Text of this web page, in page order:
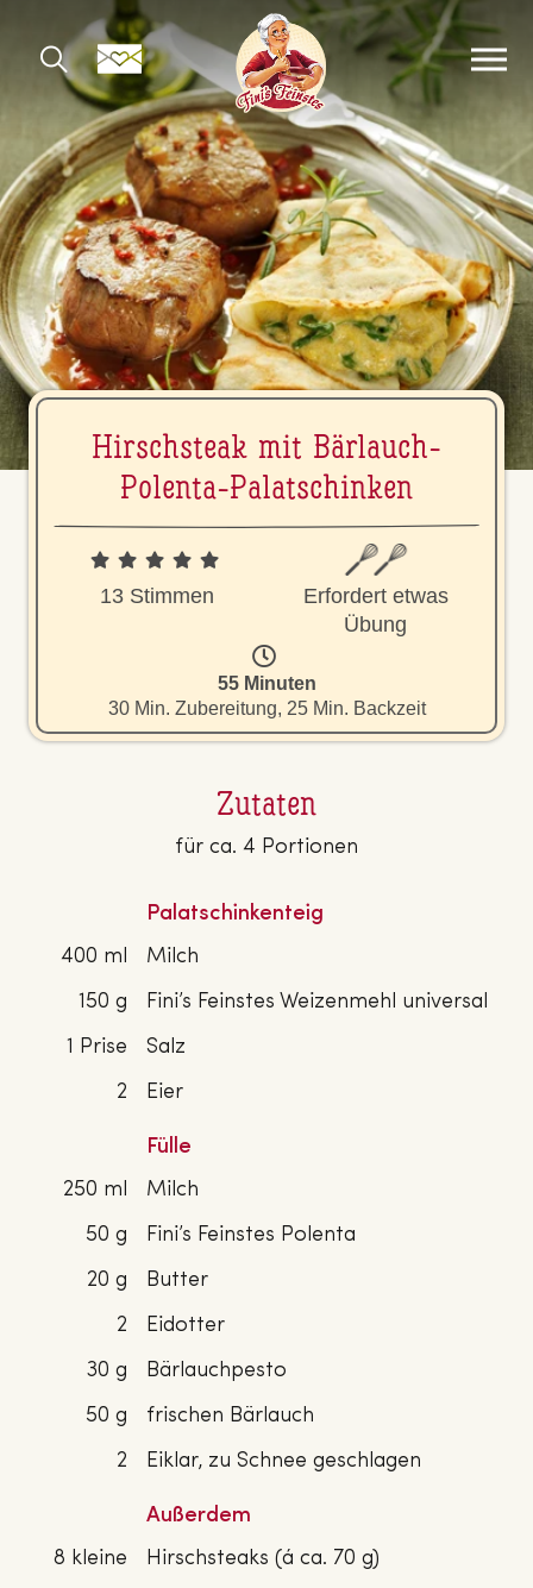
Hirsch­steak mit Bärlauch-
Polenta-Pa­la­tschin­ken
13 Stimmen
Erfordert etwas
Übung
55 Minuten
30 Min. Zubereitung, 25 Min. Backzeit
Zutaten
für ca. 4 Portionen
Palatschinkenteig
400 ml
Milch
150 g
Fini’s Feinstes Weizenmehl universal
1 Prise
Salz
2
Eier
Fülle
250 ml
Milch
50 g
Fini’s Feinstes Polenta
20 g
Butter
2
Eidotter
30 g
Bärlauchpesto
50 g
frischen Bärlauch
2
Eiklar, zu Schnee geschlagen
Außerdem
8 kleine
Hirschsteaks (á ca. 70 g)